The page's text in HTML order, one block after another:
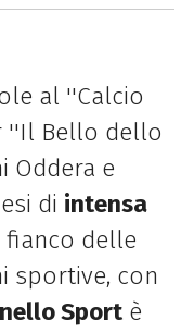
al ''Calcio
''Il Bello dello
Oddera e
di intensa
delle
sportive, con
Sportè